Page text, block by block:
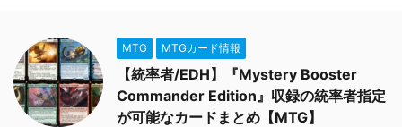
MTG MTGカード情報
【統率者/EDH】『Mystery Booster
Commander Edition』収録の統率者指定
が可能なカードまとめ【MTG】